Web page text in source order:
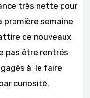
très nette pour
première semaine
de nouveaux
pas être rentrés
à le faire
curiosité.